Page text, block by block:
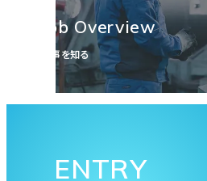
Job Overview
仕事を知る
ENTRY